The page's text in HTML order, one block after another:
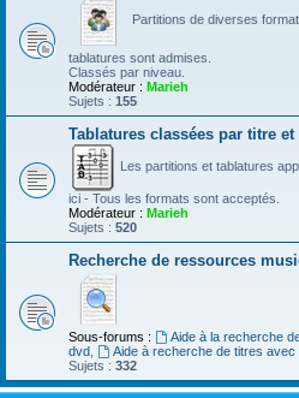
Partitions de diverses
tablatures sont admises.
Classés par niveau.
Modérateur : Marieh
Sujets : 155
Tablatures classées par titre et
Les partitions et tablatures
ici - Tous les formats sont acceptés.
Modérateur : Marieh
Sujets : 520
Recherche de ressources
Sous-forums : Aide à la recherche
dvd
Aide à recherche de titres avec
Sujets : 332